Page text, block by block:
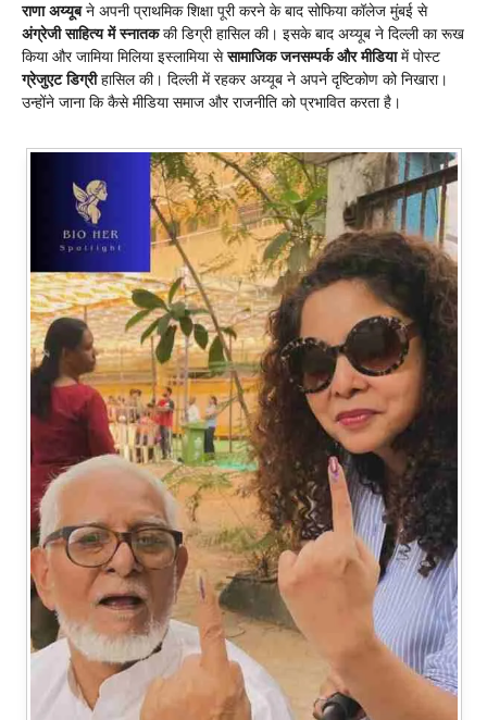
राणा अय्यूबने अपनी प्राथमिक शिक्षा पूरी करने के बाद सोफिया कॉलेज मुंबई से
अंग्रेजी साहित्य में स्नातककी डिग्री हासिल की। इसके बाद अय्यूब ने दिल्ली का रूख
किया और जामिया मिलिया इस्लामिया सेसामाजिक जनसम्पर्क और मीडियामें पोस्ट
ग्रेजुएट डिग्रीहासिल की। दिल्ली में रहकर अय्यूब ने अपने दृष्टिकोण को निखारा।
उन्होंने जाना कि कैसे मीडिया समाज और राजनीति को प्रभावित करता है।